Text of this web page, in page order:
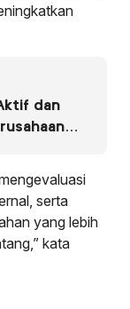
dan
serta
yang lebih
kata